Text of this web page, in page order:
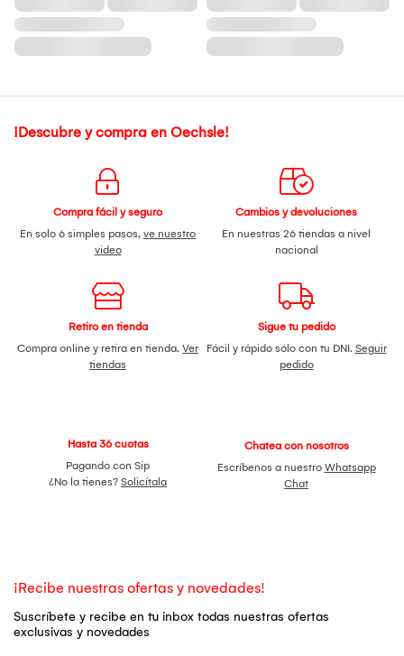
¡Descubre y compra en Oechsle!
Compra fácil y seguro
En solo 6 simples pasos, ve nuestro
video
Cambios y devoluciones
En nuestras 26 tiendas a nivel
nacional
Retiro en tienda
Compra online y retira en tienda. Ver
tiendas
Sigue tu pedido
Fácil y rápido sólo con tu DNI. Seguir
pedido
Hasta 36 cuotas
Pagando con Sip
¿No la tienes? Solicítala
Chatea con nosotros
Escríbenos a nuestro Whatsapp
Chat
¡Recibe nuestras ofertas y novedades!
Suscríbete y recibe en tu inbox todas nuestras ofertas
exclusivas y novedades